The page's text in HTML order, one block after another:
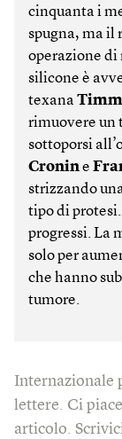
cinquanta i
spugna, ma il
operazione di
silicone è
texana
rimuovere un
sottoporsi
Cronine
strizzando
tipo di
progressi. La
solo per
che hanno
tumore.
Internazionale
lettere. Ci
articolo.